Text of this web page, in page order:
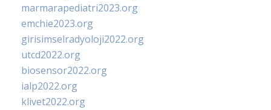
marmarapediatri2023.org
emchie2023.org
girisimselradyoloji2022.org
utcd2022.org
biosensor2022.org
ialp2022.org
klivet2022.org